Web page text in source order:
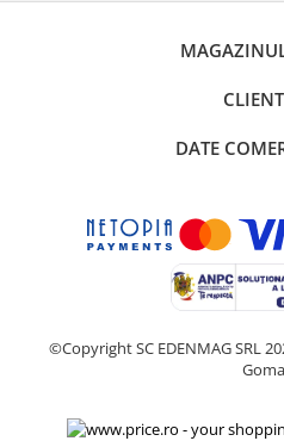
DATE
©Copyright SC EDENMAG SRL